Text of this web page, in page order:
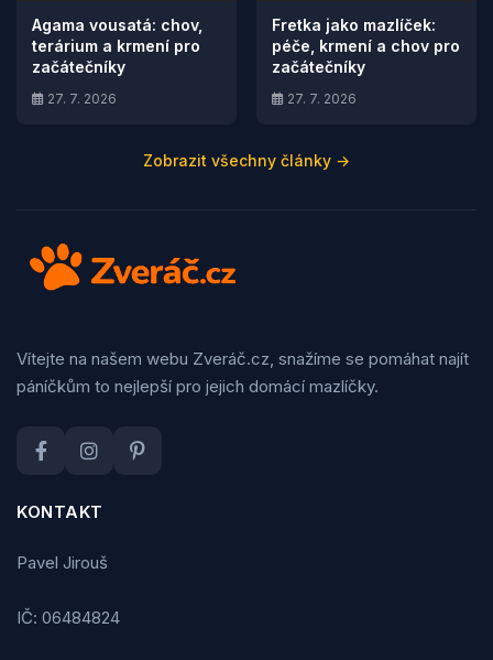
Agama vousatá: chov,
terárium a krmení pro
začátečníky
27. 7. 2026
Fretka jako mazlíček:
péče, krmení a chov pro
začátečníky
27. 7. 2026
Zobrazit všechny články →
Vítejte na našem webu Zveráč.cz, snažíme se pomáhat najít
páníčkům to nejlepší pro jejich domácí mazlíčky.
KONTAKT
Pavel Jirouš
IČ: 06484824